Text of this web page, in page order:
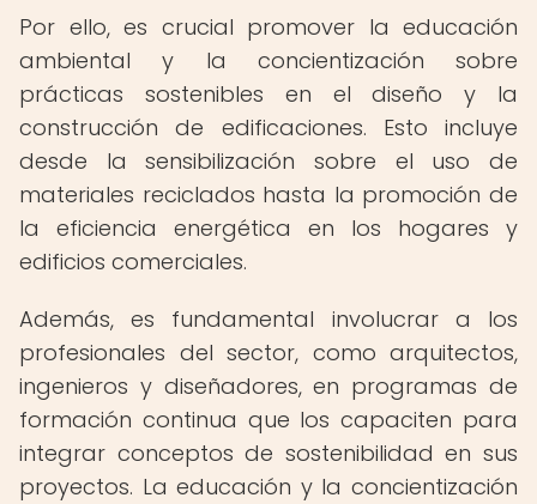
Por ello, es crucial promover la educación
ambiental y la concientización sobre
prácticas sostenibles en el diseño y la
construcción de edificaciones. Esto incluye
desde la sensibilización sobre el uso de
materiales reciclados hasta la promoción de
la eficiencia energética en los hogares y
edificios comerciales.
Además, es fundamental involucrar a los
profesionales del sector, como arquitectos,
ingenieros y diseñadores, en programas de
formación continua que los capaciten para
integrar conceptos de sostenibilidad en sus
proyectos. La educación y la concientización